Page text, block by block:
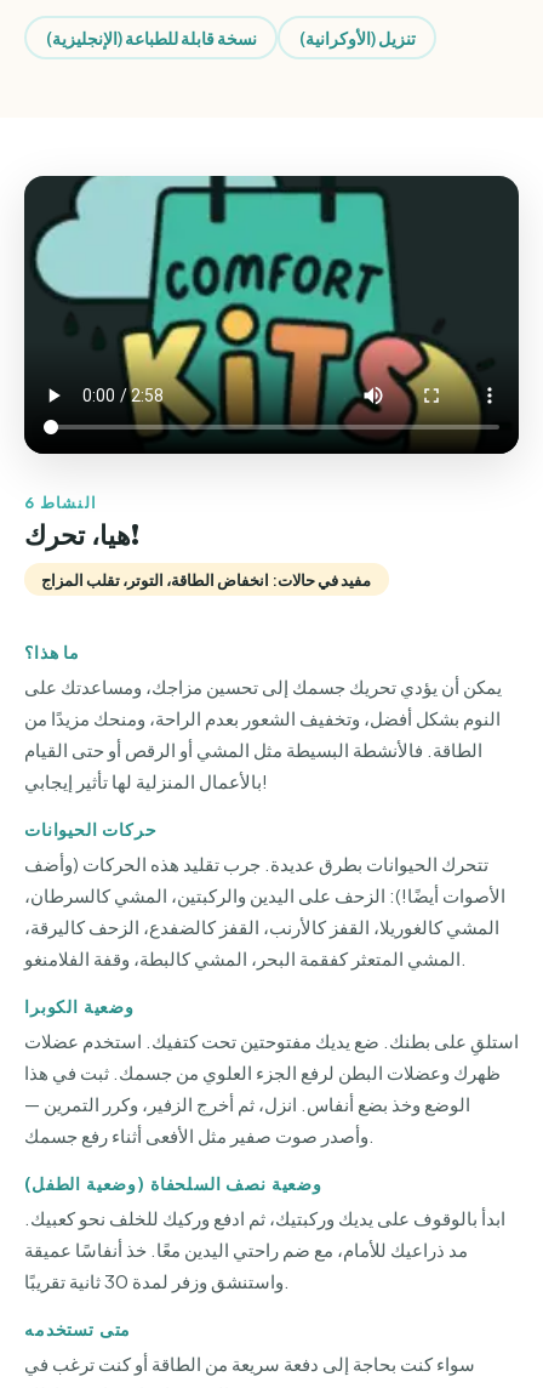
نسخة قابلة للطباعة (الإنجليزية) تنزيل (الأوكرانية)
النشاط 6
هيا، تحرك!
مفيد في حالات: انخفاض الطاقة، التوتر، تقلب المزاج
ما هذا؟
يمكن أن يؤدي تحريك جسمك إلى تحسين مزاجك، ومساعدتك على
النوم بشكل أفضل، وتخفيف الشعور بعدم الراحة، ومنحك مزيدًا من
الطاقة. فالأنشطة البسيطة مثل المشي أو الرقص أو حتى القيام
بالأعمال المنزلية لها تأثير إيجابي!
حركات الحيوانات
تتحرك الحيوانات بطرق عديدة. جرب تقليد هذه الحركات (وأضف
الأصوات أيضًا!): الزحف على اليدين والركبتين، المشي كالسرطان،
المشي كالغوريلا، القفز كالأرنب، القفز كالضفدع، الزحف كاليرقة،
وضعية الكوبرا
استلقِ على بطنك. ضع يديك مفتوحتين تحت كتفيك. استخدم عضلات
ظهرك وعضلات البطن لرفع الجزء العلوي من جسمك. ثبت في هذا
الوضع وخذ بضع أنفاس. انزل، ثم أخرج الزفير، وكرر التمرين —
وضعية نصف السلحفاة (وضعية الطفل)
ابدأ بالوقوف على يديك وركبتيك، ثم ادفع وركيك للخلف نحو كعبيك.
مد ذراعيك للأمام، مع ضم راحتي اليدين معًا. خذ أنفاسًا عميقة
متى تستخدمه
سواء كنت بحاجة إلى دفعة سريعة من الطاقة أو كنت ترغب في